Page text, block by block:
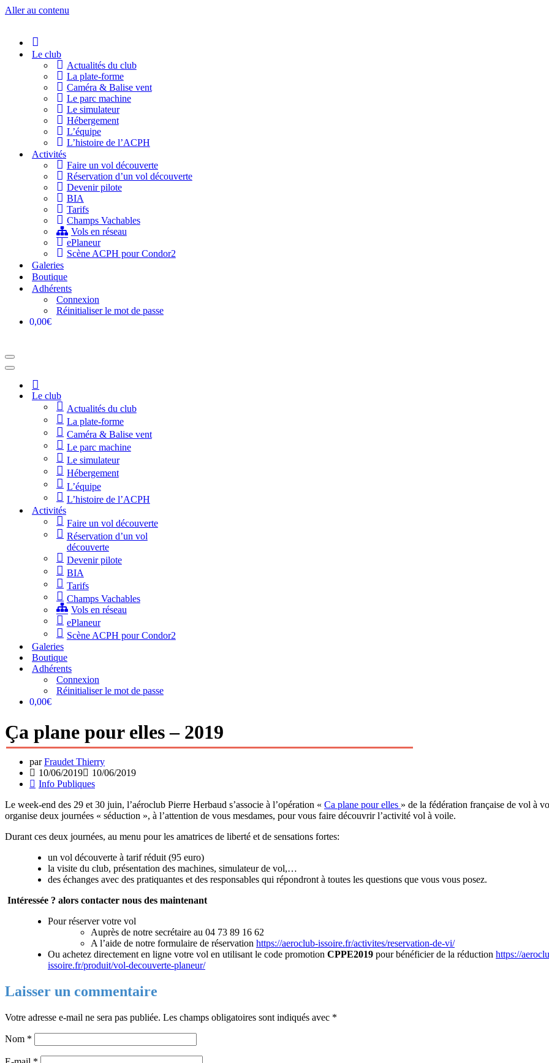
Aller au contenu
Le club
Actualités du club
La plate-forme
Caméra & Balise vent
Le parc machine
Le simulateur
Hébergement
L’équipe
L’histoire de l’ACPH
Activités
Faire un vol découverte
Réservation d’un vol découverte
Devenir pilote
BIA
Tarifs
Champs Vachables
Vols en réseau
ePlaneur
Scène ACPH pour Condor2
Galeries
Boutique
Adhérents
Connexion
Réinitialiser le mot de passe
0,00€
Menu
de
navigation
Menu
navigationAccueil
Le club
Actualités du club
La plate-forme
Caméra & Balise vent
Le parc machine
Le simulateur
Hébergement
L’équipe
L’histoire de l’ACPH
Activités
Faire un vol découverte
Réservation d’un vol
découverte
Devenir pilote
BIA
Tarifs
Champs Vachables
Vols en réseau
ePlaneur
Scène ACPH pour Condor2
Galeries
Boutique
Adhérents
Connexion
Réinitialiser le mot de passe
0,00€
Ça plane pour elles – 2019
parFraudet Thierry
10/06/2019
10/06/2019
Info Publiques
Le week-end des 29 et 30 juin, l’aéroclub Pierre Herbaud s’associe à l’opération « Ca plane pour elles » de la fédération française de vol à
organise deux journées « séduction », à l’attention de vous mesdames, pour vous faire découvrir l’activité vol à voile.
Durant ces deux journées, au menu pour les amatrices de liberté et de sensations fortes:
un vol découverte à tarif réduit (95 euro)
la visite du club, présentation des machines, simulateur de vol,…
des échanges avec des pratiquantes et des responsables qui répondront à toutes les questions que vous vous posez.
Intéressée ? alors contacter nous des maintenant
Pour réserver votre vol
Auprès de notre secrétaire au 04 73 89 16 62
A l’aide de notre formulaire de réservation https://aeroclub-issoire.fr/activites/reservation-de-vi/
Ou achetez directement en ligne votre vol en utilisant le code promotion CPPE2019 pour bénéficier de la réduction https://
issoire.fr/produit/vol-decouverte-planeur/
Laisser un commentaire
Votre adresse e-mail ne sera pas publiée. Les champs obligatoires sont indiqués avec *
Nom *